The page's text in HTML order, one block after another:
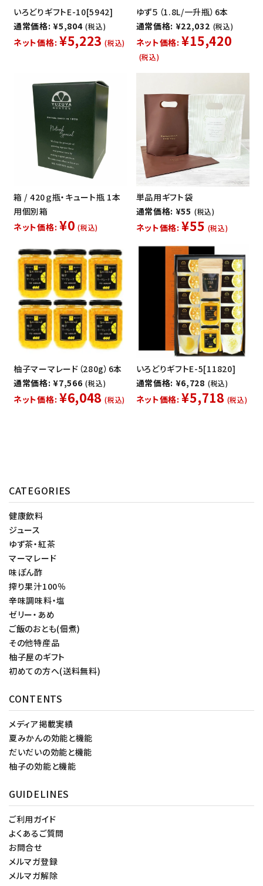
いろどりギフトE-10[5942]
通常価格: ¥5,804 (税込)
ネット価格: ¥5,223 (税込)
ゆず５（1.8L/一升瓶）6本
通常価格: ¥22,032 (税込)
ネット価格: ¥15,420
(税込)
箱 / 420ｇ瓶・キュート瓶 1本
用個別箱
ネット価格: ¥0 (税込)
単品用ギフト袋
通常価格: ¥55 (税込)
ネット価格: ¥55 (税込)
柚子マーマレード（280g）6本
通常価格: ¥7,566 (税込)
ネット価格: ¥6,048 (税込)
いろどりギフトE-5[11820]
通常価格: ¥6,728 (税込)
ネット価格: ¥5,718 (税込)
CATEGORIES
健康飲料
ジュース
ゆず茶・紅茶
マーマレード
味ぽん酢
搾り果汁100％
辛味調味料・塩
ゼリー・あめ
ご飯のおとも(佃煮)
その他特産品
柚子屋のギフト
初めての方へ(送料無料)
CONTENTS
メディア掲載実績
夏みかんの効能と機能
だいだいの効能と機能
柚子の効能と機能
GUIDELINES
ご利用ガイド
よくあるご質問
お問合せ
メルマガ登録
メルマガ解除